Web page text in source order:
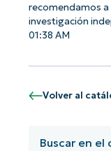
recomendamos a
investigación
01:38 AM
Volver al